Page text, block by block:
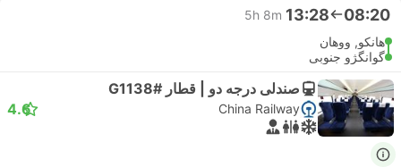
08:20
13:28
5h 8m
هانکو, ووهان
گوانگژو جنوبی
صندلی درجه دو | قطار #G1138
China Railway
4.6